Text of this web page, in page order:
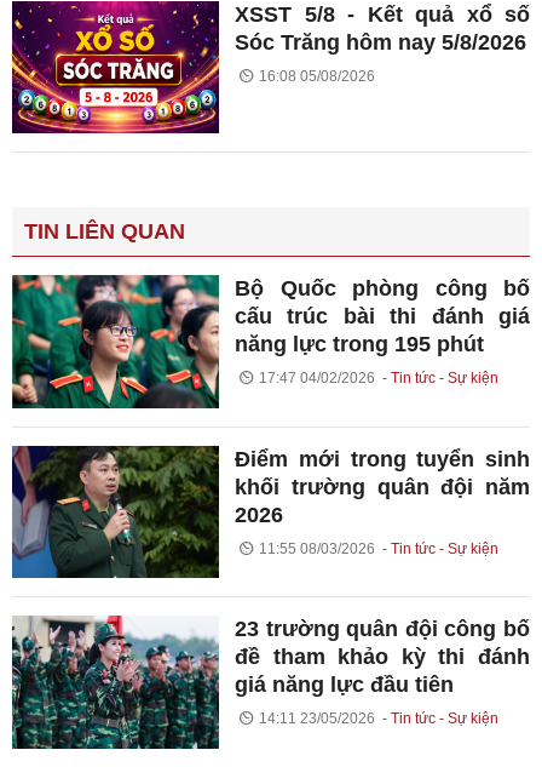
XSST 5/8 - Kết quả xổ số
Sóc Trăng hôm nay 5/8/2026
16:08 05/08/2026
TIN LIÊN QUAN
Bộ Quốc phòng công bố
cấu trúc bài thi đánh giá
năng lực trong 195 phút
17:47 04/02/2026 Tin tức - Sự kiện
Điểm mới trong tuyển sinh
khối trường quân đội năm
2026
11:55 08/03/2026 Tin tức - Sự kiện
23 trường quân đội công bố
đề tham khảo kỳ thi đánh
giá năng lực đầu tiên
14:11 23/05/2026 Tin tức - Sự kiện